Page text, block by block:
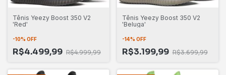
Tênis Yeezy Boost 350 V2
'Red'
-10% OFF
R$4.499,99 R$4.999,99
Tênis Yeezy Boost 350 V2
'Beluga'
-14% OFF
R$3.199,99 R$3.699,99